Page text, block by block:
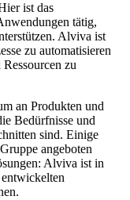
ist das
tätig,
Alviva ist
zu automatisieren
zu
an Produkten und
Bedürfnisse und
sind. Einige
angeboten
Alviva ist in